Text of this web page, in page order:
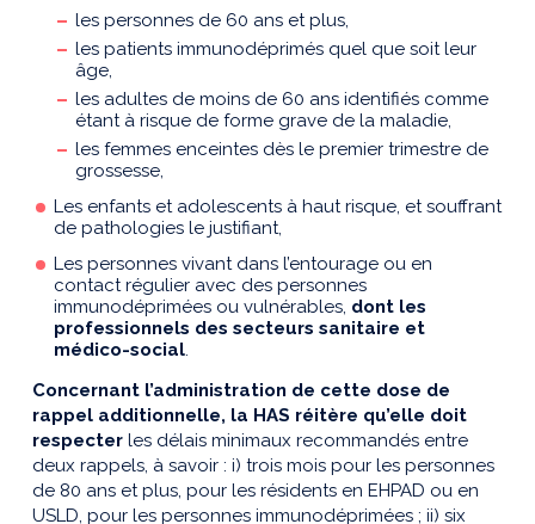
les personnes de 60 ans et plus,
les patients immunodéprimés quel que soit leur
âge,
les adultes de moins de 60 ans identifiés comme
étant à risque de forme grave de la maladie,
les femmes enceintes dès le premier trimestre de
grossesse,
Les enfants et adolescents à haut risque, et souffrant
de pathologies le justifiant,
Les personnes vivant dans l’entourage ou en
contact régulier avec des personnes
immunodéprimées ou vulnérables, dont les
professionnels des secteurs sanitaire et
médico-social.
Concernant l’administration de cette dose de
rappel additionnelle, la HAS réitère qu’elle doit
respecter les délais minimaux recommandés entre
deux rappels, à savoir : i) trois mois pour les personnes
de 80 ans et plus, pour les résidents en EHPAD ou en
USLD, pour les personnes immunodéprimées ; ii) six